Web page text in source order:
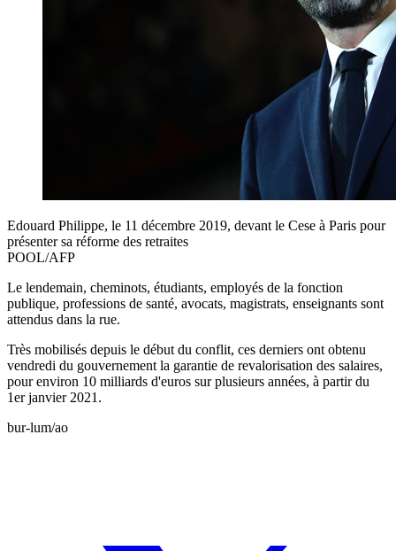
Edouard Philippe, le 11 décembre 2019, devant le Cese à Paris pour
présenter sa réforme des retraites
POOL/AFP
Le lendemain, cheminots, étudiants, employés de la fonction
publique, professions de santé, avocats, magistrats, enseignants sont
attendus dans la rue.
Très mobilisés depuis le début du conflit, ces derniers ont obtenu
vendredi du gouvernement la garantie de revalorisation des salaires,
pour environ 10 milliards d'euros sur plusieurs années, à partir du
1er janvier 2021.
bur-lum/ao